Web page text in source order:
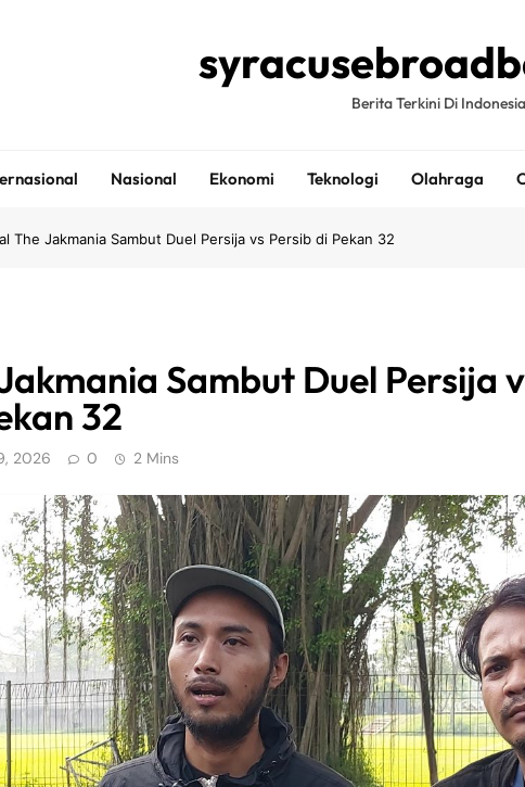
Berita Terkini Di Indonesia
Nasional Ekonomi Teknologi Olahraga
The Jakmania Sambut Duel Persija vs Persib di Pekan 32
Sambut Duel Persija
32
2026 0 2 Mins